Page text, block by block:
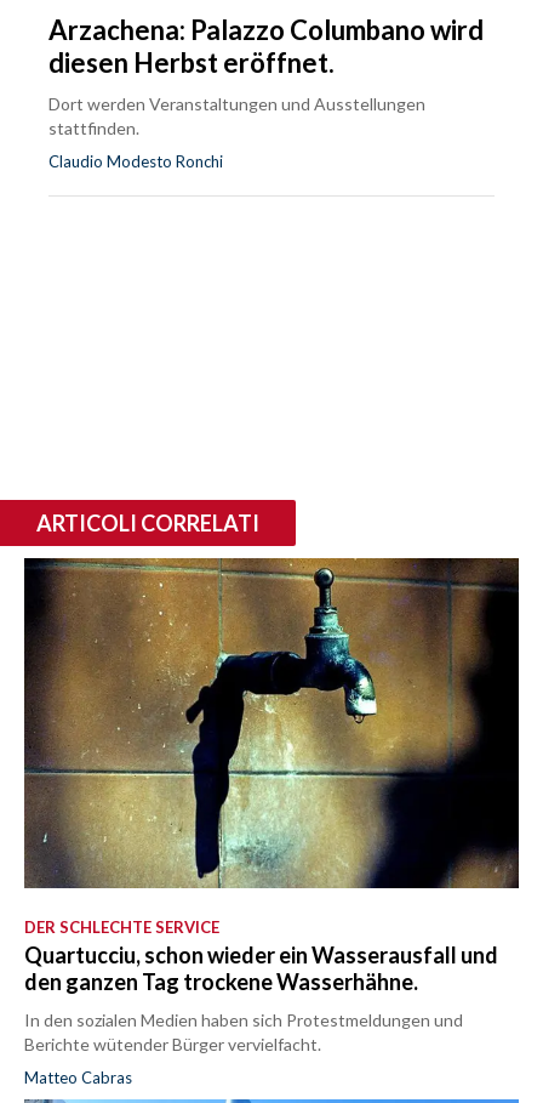
Arzachena: Palazzo Columbano wird
diesen Herbst eröffnet.
Dort werden Veranstaltungen und Ausstellungen
stattfinden.
Claudio Modesto Ronchi
ARTICOLI CORRELATI
DER SCHLECHTE SERVICE
Quartucciu, schon wieder ein Wasserausfall und
den ganzen Tag trockene Wasserhähne.
In den sozialen Medien haben sich Protestmeldungen und
Berichte wütender Bürger vervielfacht.
Matteo Cabras